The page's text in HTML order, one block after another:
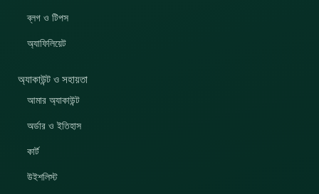
ব্লগ ও টিপস
অ্যাফিলিয়েট
অ্যাকাউন্ট ও সহায়তা
আমার অ্যাকাউন্ট
অর্ডার ও ইতিহাস
কার্ট
উইশলিস্ট